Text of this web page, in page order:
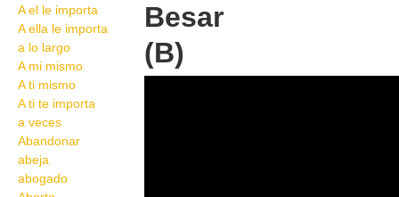
A el le importa
A ella le importa
a lo largo
A mi mismo
A ti mismo
A ti te importa
a veces
Abandonar
abeja
abogado
Besar
(B)